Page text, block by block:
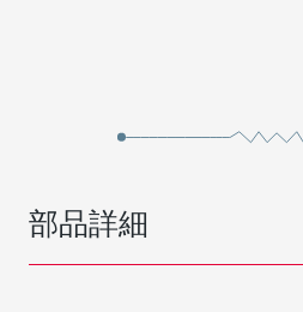
部品詳細